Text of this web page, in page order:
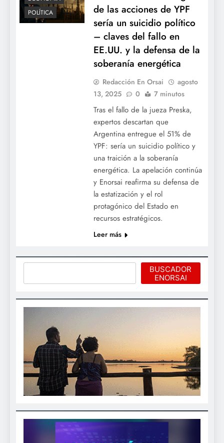
POLÍTICA
de las acciones de YPF
sería un suicidio político
– claves del fallo en
EE.UU. y la defensa de la
soberanía energética
Redacción En Orsai
agosto
13, 2025
0 7 minutos
Tras el fallo de la jueza Preska,
expertos descartan que
Argentina entregue el 51% de
YPF: sería un suicidio político y
una traición a la soberanía
energética. La apelación continúa
y Enorsai reafirma su defensa de
la estatización y el rol
protagónico del Estado en
recursos estratégicos.
Leer más
BUSCADOR
ENORSAI